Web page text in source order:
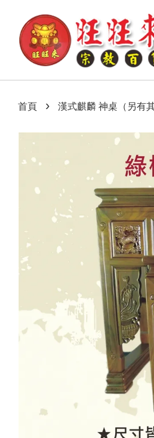
首頁 › 漢式麒麟 神桌（另有